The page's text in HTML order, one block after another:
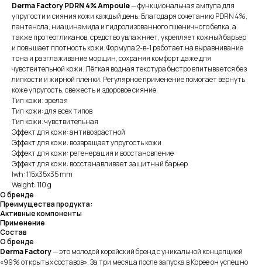
Derma Factory PDRN 4% Ampoule— функциональная ампула для
упругости и сияния кожи каждый день. Благодаря сочетанию PDRN 4%,
пантенола, ниацинамида и гидролизованного пшеничного белка, а
также протеогликанов, средство увлажняет, укрепляет кожный барьер
и повышает плотность кожи. Формула 2-в-1 работает на выравнивание
тона и разглаживание морщин, сохраняя комфорт даже для
чувствительной кожи. Лёгкая водная текстура быстро впитывается без
липкости и жирной плёнки. Регулярное применение помогает вернуть
коже упругость, свежесть и здоровое сияние.
Тип кожи: зрелая
Тип кожи: для всех типов
Тип кожи: чувствительная
Эффект для кожи: антивозрастной
Эффект для кожи: возвращает упругость кожи
Эффект для кожи: регенерация и восстановление
Эффект для кожи: восстанавливает защитный барьер
lwh: 115x35x35 mm
Weight: 110 g
О бренде
Преимущества продукта:
Активные компоненты
Применение
Состав
О бренде
Derma Factory— это молодой корейский бренд с уникальной концепцией
«99% открытых составов». За три месяца после запуска в Корее он успешно